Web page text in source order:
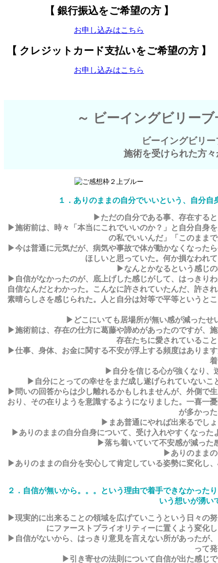
【 銀行振込をご希望の方 】
お申し込みはこちら
【 クレジットカード支払いをご希望の方 】
お申し込みはこちら
～ ビーイングビリー
ビーイングビリ
施術を受けられた方
１．ありのままの自分でいいという、自分
▶ただの自分である事、存在する
▶施術前は、時々「本当にこれでいいのか？」と自分自身
の私でいいんだ」「このまま
▶今は普通に元気だが、病気や事故で体が動かなくなった
ほしいと思っていた。何か損なわれ
▶なんとかなるという感じ
▶自信がなかったのが、底上げした感じがして、はっきり
自信なんだとわかった。こんなに許されていたんだ、許さ
素晴らしさを感じられた。人と自分は対等で平等というと
▶どこにいても居場所が無い感が減ったせ
▶施術前は、存在の仕方に葛藤や諦めがあったのですが、
存在たちに愛されているこ
▶仕事、身体、お金に関する不安が浮上する頻度はありま
▶自分を信じる心が強くなり、
▶自分にとっての幸せをまだ成し遂げられていない
▶問いの回答からは少し離れるかもしれませんが、外側で
おり、その在りようを意識するようになりました。一喜一
が多かっ
▶まあ普通にやれば出来るでし
▶ありのままの自分自身について、受け入れやすくなっ
▶落ち着いていて不安感が減った
▶ありのまま
▶ありのままの自分を安心して肯定している姿勢に変化し
２．自信が無いから。。。という理由で着手できなかった
いう想いが湧い
▶現実的に出来ることの領域を広げていこうという日々の
にファーストプライオリティーに置くよう変化
▶自信がないから、はっきり意見を言えない所があったが
って
▶引き寄せの法則について自信が出た感じ